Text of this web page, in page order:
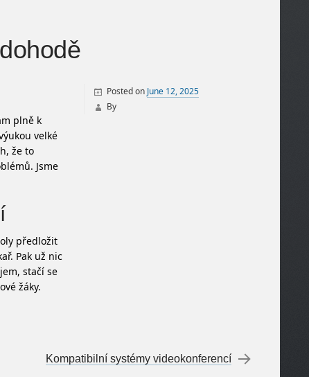
plně k
velké
že to
Jsme
předložit
Pak už nic
stačí se
žáky.
Posted on June 12, 2025
By
Kompatibilní systémy videokonferencí →